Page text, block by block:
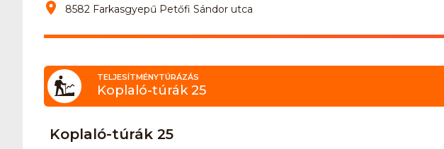
8582 Farkasgyepű Petőfi Sándor utca
TELJESÍTMÉNYTÚRÁZÁS
Koplaló-túrák 25
Koplaló-túrák 25